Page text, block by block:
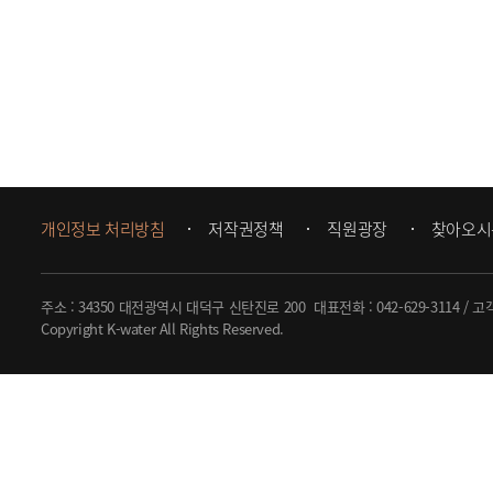
개인정보 처리방침 저작권정책 직원광장 찾아오
주소 : 34350 대전광역시 대덕구 신탄진로 200 대표전화 :042-629-3114/ 고
Copyright K-water All Rights Reserved.